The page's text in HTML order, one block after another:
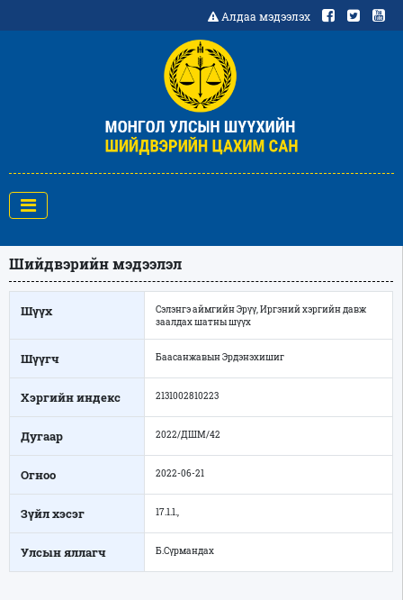
Алдаа мэдээлэх
Шийдвэрийн мэдээлэл
Шүүх
Сэлэнгэ аймгийн Эрүү, Иргэний хэргийн давж
заалдах шатны шүүх
Шүүгч Баасанжавын Эрдэнэхишиг
Хэргийн индекс 2131002810223
Дугаар 2022/ДШМ/42
Огноо 2022-06-21
Зүйл хэсэг 17.1.1.,
Улсын яллагч Б.Сүрмандах